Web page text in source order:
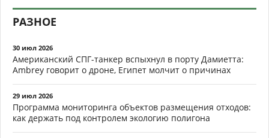
РАЗНОЕ
30 июл 2026
Американский СПГ-танкер вспыхнул в порту Дамиетта:
Ambrey говорит о дроне, Египет молчит о причинах
29 июл 2026
Программа мониторинга объектов размещения отходов:
как держать под контролем экологию полигона